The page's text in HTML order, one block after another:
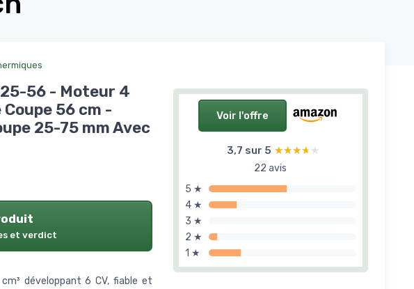
Voir l'offre
3,7 sur 5 ★★★★★
★★★★★
22 avis
5 ★
4 ★
3 ★
2 ★
1 ★
56 - Moteur 4
56 cm -
25-75 mm Avec
et verdict
développant 6 CV, fiable et